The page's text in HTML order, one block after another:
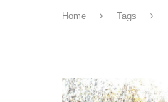
Home Tags